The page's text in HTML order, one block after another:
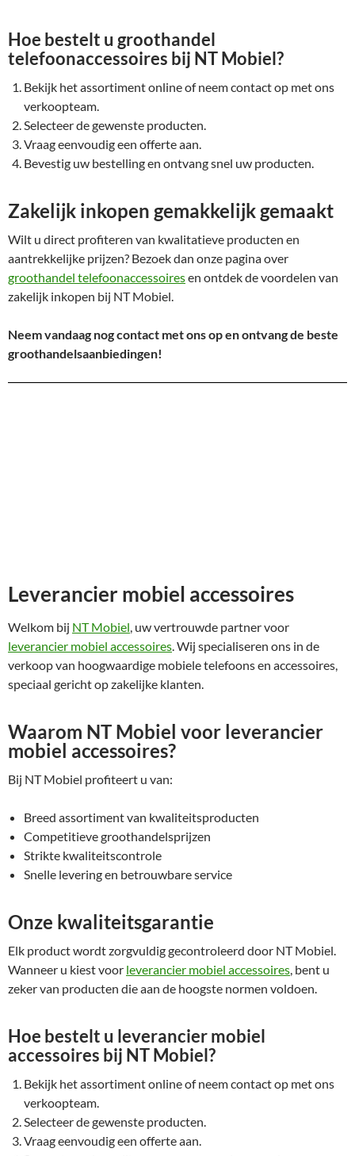
Hoe bestelt u groothandel
telefoonaccessoires bij NT Mobiel?
Bekijk het assortiment online of neem contact op met ons
verkoopteam.
Selecteer de gewenste producten.
Vraag eenvoudig een offerte aan.
Bevestig uw bestelling en ontvang snel uw producten.
Zakelijk inkopen gemakkelijk gemaakt
Wilt u direct profiteren van kwalitatieve producten en
aantrekkelijke prijzen? Bezoek dan onze pagina over
groothandel telefoonaccessoiresen ontdek de voordelen van
zakelijk inkopen bij NT Mobiel.
Neem vandaag nog contact met ons op en ontvang de beste
groothandelsaanbiedingen!
Leverancier mobiel accessoires
Welkom bij NT Mobiel, uw vertrouwde partner voor
leverancier mobiel accessoires. Wij specialiseren ons in de
verkoop van hoogwaardige mobiele telefoons en accessoires,
speciaal gericht op zakelijke klanten.
Waarom NT Mobiel voor leverancier
mobiel accessoires?
Bij NT Mobiel profiteert u van:
Breed assortiment van kwaliteitsproducten
Competitieve groothandelsprijzen
Strikte kwaliteitscontrole
Snelle levering en betrouwbare service
Onze kwaliteitsgarantie
Elk product wordt zorgvuldig gecontroleerd door NT Mobiel.
Wanneer u kiest voor leverancier mobiel accessoires, bent u
zeker van producten die aan de hoogste normen voldoen.
Hoe bestelt u leverancier mobiel
accessoires bij NT Mobiel?
Bekijk het assortiment online of neem contact op met ons
verkoopteam.
Selecteer de gewenste producten.
Vraag eenvoudig een offerte aan.